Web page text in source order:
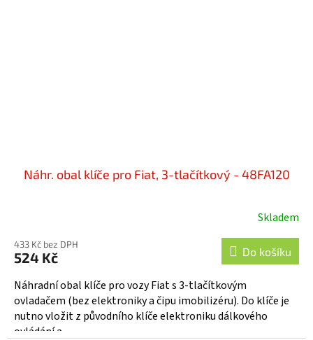
Náhr. obal klíče pro Fiat, 3-tlačítkový - 48FA120
Skladem
433 Kč bez DPH
524 Kč Do košíku
Náhradní obal klíče pro vozy Fiat s 3-tlačítkovým
ovladačem (bez elektroniky a čipu imobilizéru). Do klíče je
nutno vložit z původního klíče elektroniku dálkového
ovládání a...